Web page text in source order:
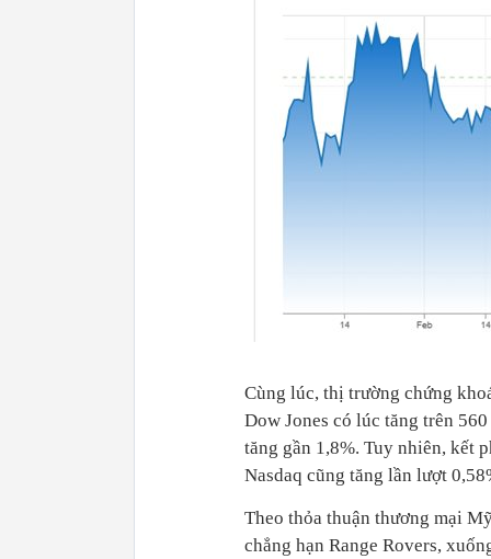
Cùng lúc, thị trường chứng
Dow Jones có lúc tăng trên
tăng gần 1,8%. Tuy nhiên, kết
Nasdaq cũng tăng lần lượt
Theo thỏa thuận thương mại
chẳng hạn Range Rovers,